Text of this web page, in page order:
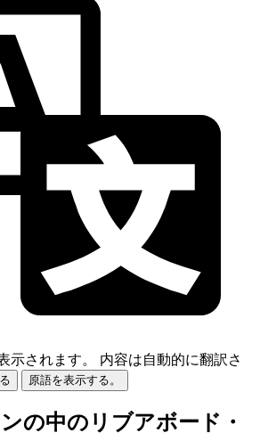
示されます。
内容は自動的に翻訳さ
原語を表示する。
の中のリブアボード・